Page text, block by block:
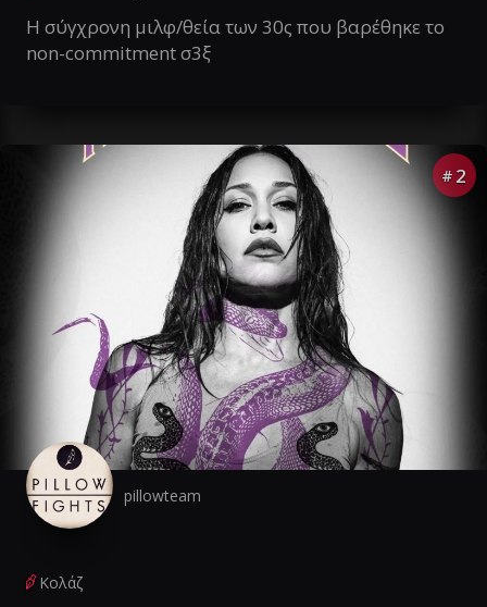
Η σύγχρονη μιλφ/θεία των 30ς που βαρέθηκε το
non-commitment σ3ξ
# 2
pillowteam
Κολάζ